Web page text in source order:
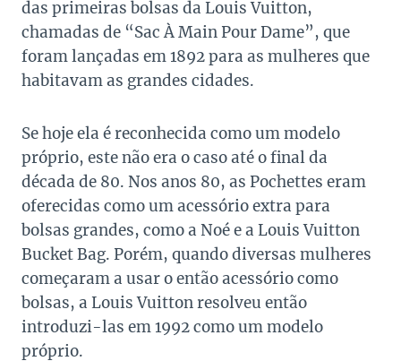
das primeiras bolsas da Louis Vuitton,
chamadas de “Sac À Main Pour Dame”, que
foram lançadas em 1892 para as mulheres que
habitavam as grandes cidades.
Se hoje ela é reconhecida como um modelo
próprio, este não era o caso até o final da
década de 80. Nos anos 80, as Pochettes eram
oferecidas como um acessório extra para
bolsas grandes, como a Noé e a Louis Vuitton
Bucket Bag. Porém, quando diversas mulheres
começaram a usar o então acessório como
bolsas, a Louis Vuitton resolveu então
introduzi-las em 1992 como um modelo
próprio.